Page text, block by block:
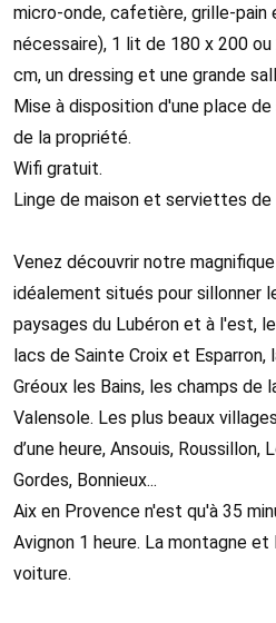
micro-onde, cafetière, grille-
nécessaire), 1 lit de 180 x 200
cm, un dressing et une grande
Mise à disposition d'une place
de la propriété.
Wifi gratuit.
Linge de maison et serviettes
Venez découvrir notre
idéalement situés pour sillonner
paysages du Lubéron et à l'est,
lacs de Sainte Croix et
Gréoux les Bains, les champs de
Valensole. Les plus beaux
d’une heure, Ansouis, Roussillon,
Gordes, Bonnieux...
Aix en Provence n'est qu'à 35
Avignon 1 heure. La montagne
voiture.